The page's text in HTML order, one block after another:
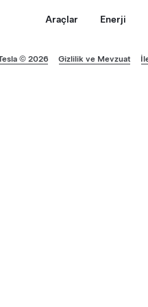
Araçlar Enerji
© 2026 Gizlilik ve Mevzuat